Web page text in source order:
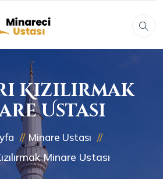
Kızılırmak
Ustası
Minare Ustası
Minare Ustası